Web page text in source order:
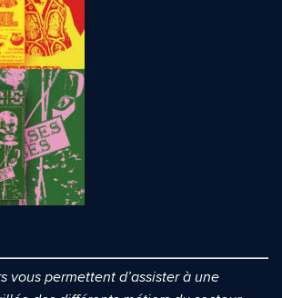
vous permettent d’assister à une